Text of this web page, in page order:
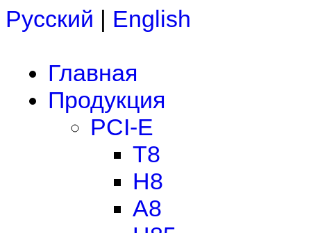
Русский | English
Главная
Продукция
PCI-E
T8
H8
A8